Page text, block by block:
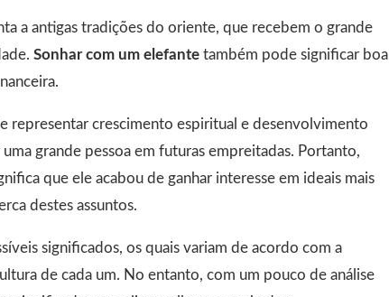
a antigas tradições do oriente, que recebem o grande
Sonhar com um elefante também pode significar boa
representar crescimento espiritual e desenvolvimento
grande pessoa em futuras empreitadas. Portanto,
que ele acabou de ganhar interesse em ideais mais
destes assuntos.
significados, os quais variam de acordo com a
de cada um. No entanto, com um pouco de análise